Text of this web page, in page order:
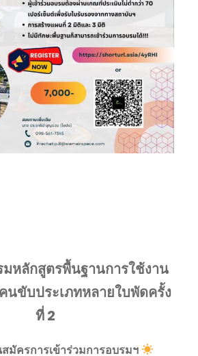
มหลักสูตรพื้นฐานการใช้งาน
นขับประเภทหลายใบพัดครั้ง
ที่ 2
สมัครการเข้าร่วมการอบรมฯ